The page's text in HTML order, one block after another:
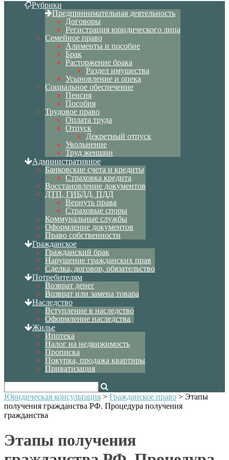
Рубрики
Предпринимательная деятельность
Договоры
Регистрация юридического лица
Семейное право
Алименты и пособие
Брак
Расторжение брака
Раздел имущества
Усыновление и опека
Социальное обеспечение
Пенсия
Пособия
Трудовое право
Оплата труда
Отпуск
Декретный отпуск
Увольнение
Труд женщин
Административное
Банковские счета и кредиты
Страховка кредита
Восстановление документов
ДТП, ГИБДД, ПДД
Вернуть права
Страховые споры
Коммунальные службы
Оформление документов
Право собственности
Гражданское
Гражданский брак
Нарушение гражданских прав
Сделка, договор, обязательство
Потребителям
Возврат денег
Возврат или замена товара
Наследство
Вступление в наследство
Оформление наследства
Жилье
Ипотека
Налог на недвижимость
Прописка
Покупка, продажа квартиры
Приватизация
Юридическая консультация > Гражданское право > Этапы
получения гражданства РФ. Процедура получения
гражданства
Этапы получения